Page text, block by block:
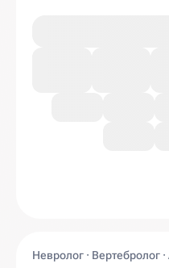
Невролог · Вертебролог